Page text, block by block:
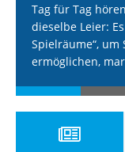
Tag für Tag
dieselbe Leier:
Spielräume“,
ermöglichen,